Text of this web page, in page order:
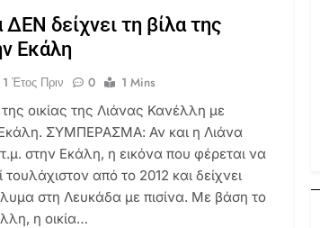
δείχνει τη βίλα της
Εκάλη
1 Έτος Πριν 0
1 Mins
οικίας της Λιάνας Κανέλλη με
Εκάλη. ΣΥΜΠΕΡΑΣΜΑ: Αν και η Λιάνα
τ.μ. στην Εκάλη, η εικόνα που φέρεται να
τουλάχιστον από το 2012 και δείχνει
στη Λευκάδα με πισίνα. Με βάση το
η οικία…